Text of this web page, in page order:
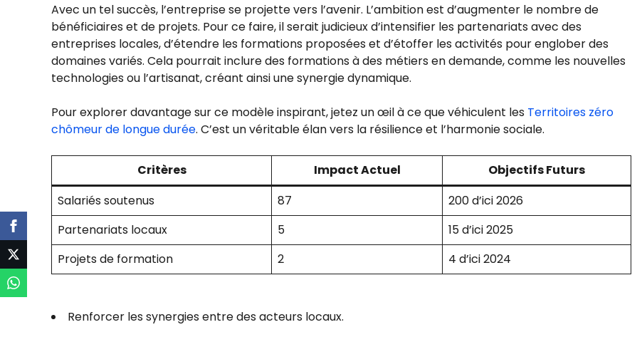
Avec un tel succès, l’entreprise se projette vers l’avenir. L’ambition est d’augmenter le nombre de
bénéficiaires et de projets. Pour ce faire, il serait judicieux d’intensifier les partenariats avec des
entreprises locales, d’étendre les formations proposées et d’étoffer les activités pour englober des
domaines variés. Cela pourrait inclure des formations à des métiers en demande, comme les nouvelles
technologies ou l’artisanat, créant ainsi une synergie dynamique.
Pour explorer davantage sur ce modèle inspirant, jetez un œil à ce que véhiculent les Territoires zéro
chômeur de longue durée. C’est un véritable élan vers la résilience et l’harmonie sociale.
Critères Impact Actuel
Objectifs Futurs
Salariés soutenus
87
200 d’ici 2026
Partenariats locaux
5
15 d’ici 2025
Projets de formation
2 4 d’ici 2024
Renforcer les synergies entre des acteurs locaux.